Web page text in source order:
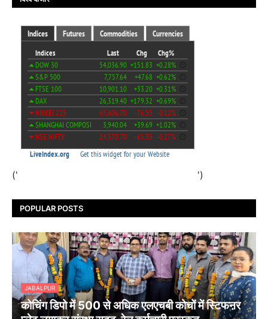
(' ')
POPULAR POSTS
JABALPUR
कोचिंग डिपो में 500 से अधिक एलएचबी कोचों में स्टिफऩर